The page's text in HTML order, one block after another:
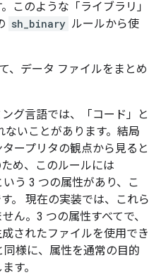
このような「ライブラリ」
sh_binary ルールから使
、データ ファイルをまとめ
グ言語では、「コード」と
ないことがあります。結局
ープリタの観点から見ると
め、このルールには
いう 3 つの属性があり、こ
。 現在の実装では、これら
ん。3 つの属性すべてで、
されたファイルを使用でき
同様に、属性を通常の目的
す。